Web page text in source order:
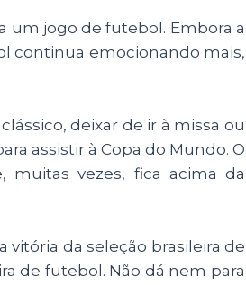
um jogo de futebol. Embora a
continua emocionando mais,
deixar de ir à missa ou
assistir à Copa do Mundo. O
vezes, fica acima da
da seleção brasileira de
de futebol. Não dá nem para